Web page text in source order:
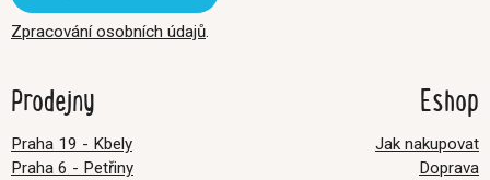
Zpracování osobních údajů.
Prodejny
Praha 19 - Kbely
Praha 6 - Petřiny
Eshop
Jak nakupovat
Doprava